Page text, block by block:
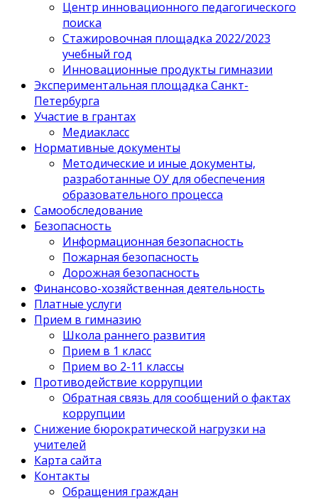
Центр инновационного педагогического
поиска
Стажировочная площадка 2022/2023
учебный год
Инновационные продукты гимназии
Экспериментальная площадка Санкт-
Петербурга
Участие в грантах
Медиакласс
Нормативные документы
Методические и иные документы,
разработанные ОУ для обеспечения
образовательного процесса
Самообследование
Безопасность
Информационная безопасность
Пожарная безопасность
Дорожная безопасность
Финансово-хозяйственная деятельность
Платные услуги
Прием в гимназию
Школа раннего развития
Прием в 1 класс
Прием во 2-11 классы
Противодействие коррупции
Обратная связь для сообщений о фактах
коррупции
Снижение бюрократической нагрузки на
учителей
Карта сайта
Контакты
Обращения граждан